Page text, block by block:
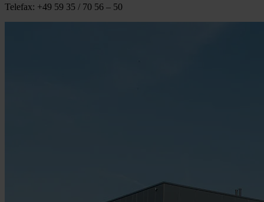
Telefax: +49 59 35 / 70 56 – 50